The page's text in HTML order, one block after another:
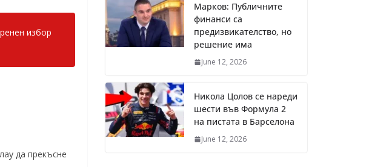
избор
да прекъсне
Марков: Публичните
финанси са
предизвикателство, но
решение има
June 12, 2026
Никола Цолов се нареди
шести във Формула 2
на пистата в Барселона
June 12, 2026